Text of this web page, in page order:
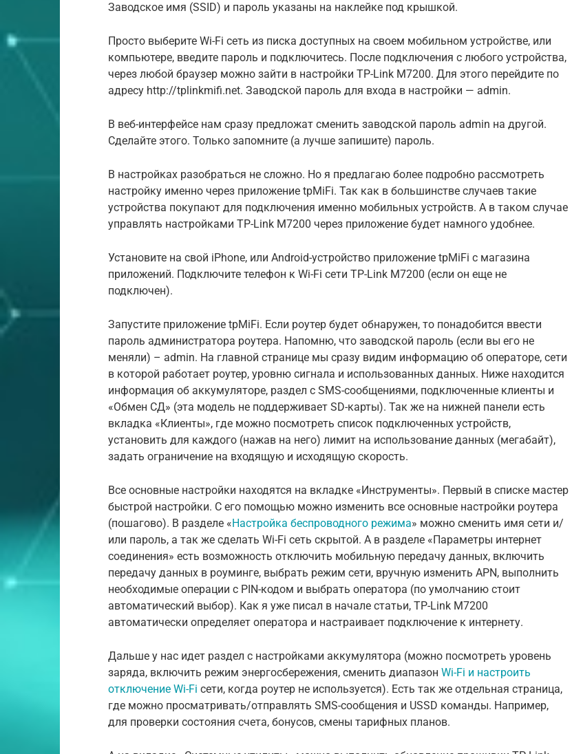
Заводское имя (SSID) и пароль указаны на наклейке под крышкой.
Просто выберите Wi-Fi сеть из писка доступных на своем мобильном устройстве, или
компьютере, введите пароль и подключитесь. После подключения с любого устройства,
через любой браузер можно зайти в настройки TP-Link M7200. Для этого перейдите по
адресу http://tplinkmifi.net. Заводской пароль для входа в настройки — admin.
В веб-интерфейсе нам сразу предложат сменить заводской пароль admin на другой.
Сделайте этого. Только запомните (а лучше запишите) пароль.
В настройках разобраться не сложно. Но я предлагаю более подробно рассмотреть
настройку именно через приложение tpMiFi. Так как в большинстве случаев такие
устройства покупают для подключения именно мобильных устройств. А в таком случае
управлять настройками TP-Link M7200 через приложение будет намного удобнее.
Установите на свой iPhone, или Android-устройство приложение tpMiFi с магазина
приложений. Подключите телефон к Wi-Fi сети TP-Link M7200 (если он еще не
подключен).
Запустите приложение tpMiFi. Если роутер будет обнаружен, то понадобится ввести
пароль администратора роутера. Напомню, что заводской пароль (если вы его не
меняли) – admin. На главной странице мы сразу видим информацию об операторе, сети
в которой работает роутер, уровню сигнала и использованных данных. Ниже находится
информация об аккумуляторе, раздел с SMS-сообщениями, подключенные клиенты и
«Обмен СД» (эта модель не поддерживает SD-карты). Так же на нижней панели есть
вкладка «Клиенты», где можно посмотреть список подключенных устройств,
установить для каждого (нажав на него) лимит на использование данных (мегабайт),
задать ограничение на входящую и исходящую скорость.
Все основные настройки находятся на вкладке «Инструменты». Первый в списке мастер
быстрой настройки. С его помощью можно изменить все основные настройки роутера
(пошагово). В разделе «Настройка беспроводного режима» можно сменить имя сети и/
или пароль, а так же сделать Wi-Fi сеть скрытой. А в разделе «Параметры интернет
соединения» есть возможность отключить мобильную передачу данных, включить
передачу данных в роуминге, выбрать режим сети, вручную изменить APN, выполнить
необходимые операции с PIN-кодом и выбрать оператора (по умолчанию стоит
автоматический выбор). Как я уже писал в начале статьи, TP-Link M7200
автоматически определяет оператора и настраивает подключение к интернету.
Дальше у нас идет раздел с настройками аккумулятора (можно посмотреть уровень
заряда, включить режим энергосбережения, сменить диапазон Wi-Fi и настроить
отключение Wi-Fi сети, когда роутер не используется). Есть так же отдельная страница,
где можно просматривать/отправлять SMS-сообщения и USSD команды. Например,
для проверки состояния счета, бонусов, смены тарифных планов.